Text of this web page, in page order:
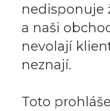
nedisponuje
a naši
nevolají
neznají.
Toto